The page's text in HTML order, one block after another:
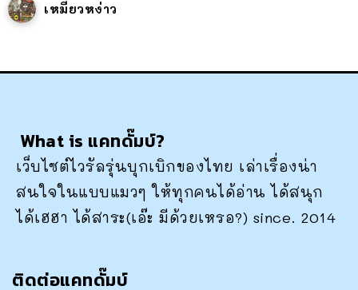
เหมียวหง่าว
What is แคทดั๊มบ์?
เว็บไซต์ไวรัลรุ่นบุกเบิกของไทย เล่าเรื่องน่า
สนใจในแบบแมวๆ ให้ทุกคนได้อ่าน ได้สนุก
ได้เฮฮา ได้สาระ(เอ๊ะ มีด้วยเหรอ?) since. 2014
ติดต่อแคทดั๊มบ์